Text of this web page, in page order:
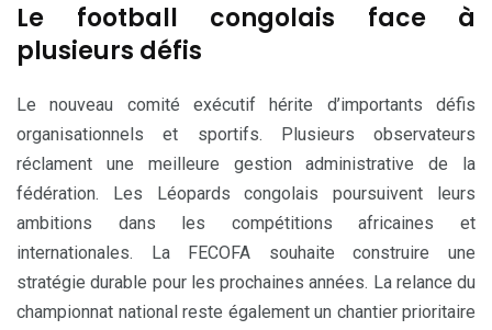
Le football congolais face à
plusieurs défis
Le nouveau comité exécutif hérite d’importants défis
organisationnels et sportifs. Plusieurs observateurs
réclament une meilleure gestion administrative de la
fédération. Les Léopards congolais poursuivent leurs
ambitions dans les compétitions africaines et
internationales. La FECOFA souhaite construire une
stratégie durable pour les prochaines années. La relance du
championnat national reste également un chantier prioritaire